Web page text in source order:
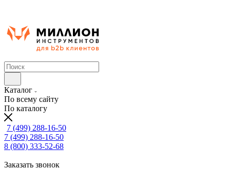
Каталог
По всему сайту
По каталогу
7 (499) 288-16-50
7 (499) 288-16-50
8 (800) 333-52-68
Заказать звонок